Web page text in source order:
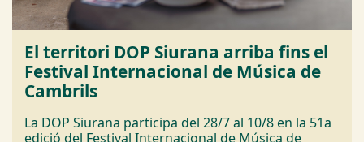
El territori DOP Siurana arriba fins el
Festival Internacional de Música de
Cambrils
La DOP Siurana participa del 28/7 al 10/8 en la 51a
edició del Festival Internacional de Música de